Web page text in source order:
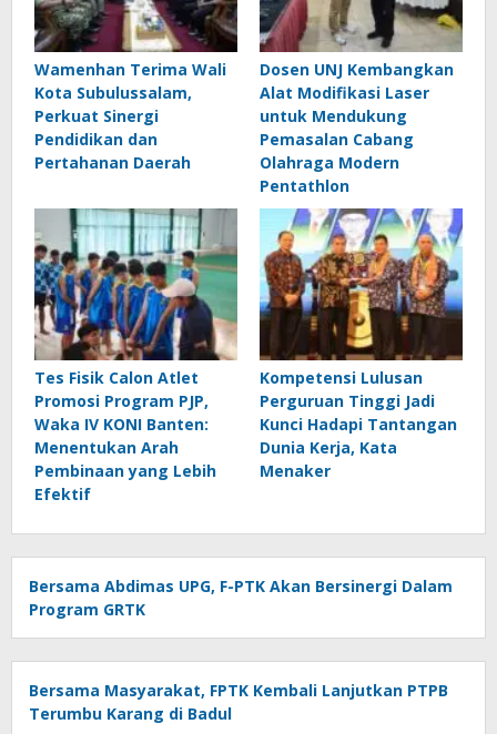
Wamenhan Terima Wali
Kota Subulussalam,
Perkuat Sinergi
Pendidikan dan
Pertahanan Daerah
Dosen UNJ Kembangkan
Alat Modifikasi Laser
untuk Mendukung
Pemasalan Cabang
Olahraga Modern
Pentathlon
Tes Fisik Calon Atlet
Promosi Program PJP,
Waka IV KONI Banten:
Menentukan Arah
Pembinaan yang Lebih
Efektif
Kompetensi Lulusan
Perguruan Tinggi Jadi
Kunci Hadapi Tantangan
Dunia Kerja, Kata
Menaker
Bersama Abdimas UPG, F-PTK Akan Bersinergi Dalam
Program GRTK
Bersama Masyarakat, FPTK Kembali Lanjutkan PTPB
Terumbu Karang di Badul